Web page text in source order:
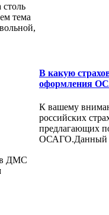
столь
тема
ДМС
В какую
оформления
К вашему
российских
предлагающих
ОСАГО.Данный